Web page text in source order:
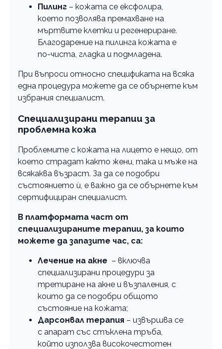
Пилинг – кожата се ексфолира,
което позволява премахване на
мъртвите клетки и регенериране.
Благодарение на пилинга кожата е
по-чиста, гладка и подмладена.
При въпроси относно спецификата на всяка
една процедура можете да се обърнете към
избрания специалист.
Специализирани терапии за
проблемна кожа
Проблемите с кожата на лицето е нещо, от
което страдат както жени, така и мъже на
всякаква възраст. За да се подобри
състоянието ѝ, е важно да се обърнете към
сертифициран специалист.
В платформата част от
специализираните терапии, за които
можете да запазите час, са:
Лечение на акне – включва
специализирани процедури за
третиране на акне и възпаления, с
които да се подобри общото
състояние на кожата;
Дарсонвал терапия – извършва се
с апарат със стъклена тръба,
който използва високочестотен